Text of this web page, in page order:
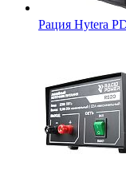
Рация Hytera